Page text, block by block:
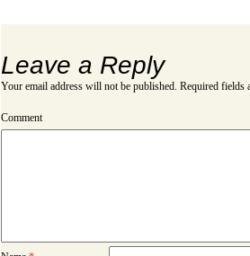
Leave a Reply
Your email address will not be published. Required fields
Comment